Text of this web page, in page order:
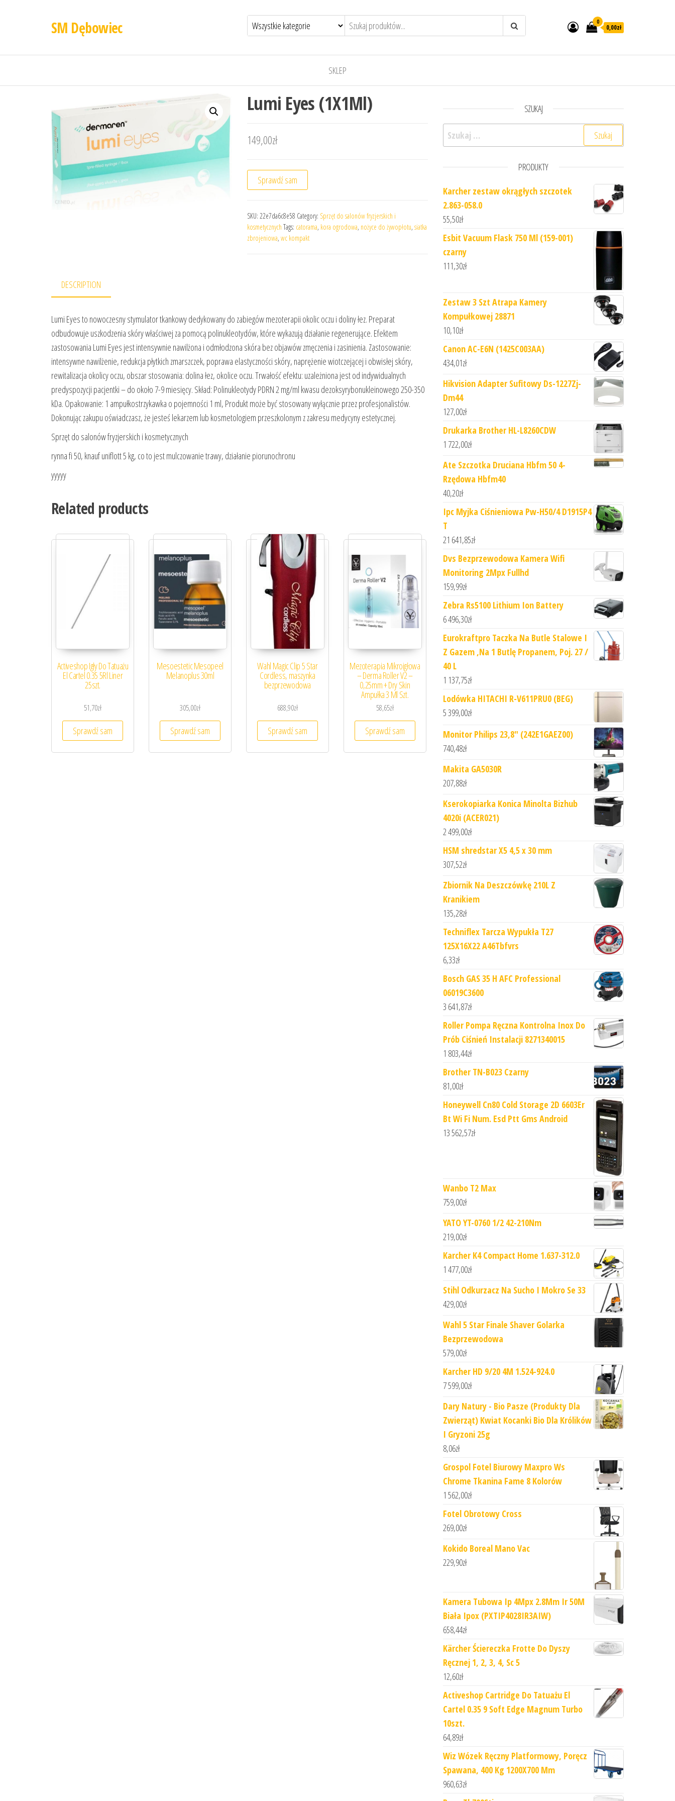
SM Dębowiec 0
0,00zł
SKLEP
Lumi Eyes (1X1Ml)
149,00zł
Sprawdź sam
SKU: 22e7da6c8e58 Category: Sprzęt do salonów fryzjerskich i
kosmetycznych Tags: catorama, kora ogrodowa, nożyce do żywopłotu, siatka
zbrojeniowa, wc kompakt
DESCRIPTION
Lumi Eyes to nowoczesny stymulator tkankowy dedykowany do zabiegów mezoterapii okolic oczu i doliny łez. Preparat
odbudowuje uszkodzenia skóry właściwej za pomocą polinukleotydów, które wykazują działanie regenerujące. Efektem
zastosowania Lumi Eyes jest intensywnie nawilżona i odmłodzona skóra bez objawów zmęczenia i zasinienia. Zastosowanie:
intensywne nawilżenie, redukcja płytkich zmarszczek, poprawa elastyczności skóry, naprężenie wiotczejącej i obwisłej skóry,
rewitalizacja okolicy oczu, obszar stosowania: dolina łez, okolice oczu. Trwałość efektu: uzależniona jest od indywidualnych
predyspozycji pacjentki – do około 7-9 miesięcy. Skład: Polinukleotydy PDRN 2 mg/ml kwasu dezoksyrybonukleinowego 250-350
kDa. Opakowanie: 1 ampułkostrzykawka o pojemności 1 ml, Produkt może być stosowany wyłącznie przez profesjonalistów.
Dokonując zakupu oświadczasz, że jesteś lekarzem lub kosmetologiem przeszkolonym z zakresu medycyny estetycznej.
Sprzęt do salonów fryzjerskich i kosmetycznych
rynna fi 50, knauf uniflott 5 kg, co to jest mulczowanie trawy, działanie piorunochronu
yyyyy
Related products
Activeshop Igły Do Tatuażu
El Cartel 0.35 5Rl Liner
25szt.
51,70zł
Sprawdź sam
Mesoestetic Mesopeel
Melanoplus 30ml
305,00zł
Sprawdź sam
Wahl Magic Clip 5 Star
Cordless, maszynka
bezprzewodowa
688,90zł
Sprawdź sam
Mezoterapia Mikroigłowa
– Derma Roller V2 –
0,25mm + Dry Skin
Ampułka 3 Ml Szt.
58,65zł
Sprawdź sam
SZUKAJ
Szukaj:
PRODUKTY
Karcher zestaw okrągłych szczotek
2.863-058.0
55,50zł
Esbit Vacuum Flask 750 Ml (159-001)
czarny
111,30zł
Zestaw 3 Szt Atrapa Kamery
Kompułkowej 28871
10,10zł
Canon AC-E6N (1425C003AA)
434,01zł
Hikvision Adapter Sufitowy Ds-1227Zj-
Dm44
127,00zł
Drukarka Brother HL-L8260CDW
1 722,00zł
Ate Szczotka Druciana Hbfm 50 4-
Rzędowa Hbfm40
40,20zł
Ipc Myjka Ciśnieniowa Pw-H50/4 D1915P4
T
21 641,85zł
Dvs Bezprzewodowa Kamera Wifi
Monitoring 2Mpx Fullhd
159,99zł
Zebra Rs5100 Lithium Ion Battery
6 496,30zł
Eurokraftpro Taczka Na Butle Stalowe I
Z Gazem ,Na 1 Butlę Propanem, Poj. 27 /
40 L
1 137,75zł
Lodówka HITACHI R-V611PRU0 (BEG)
5 399,00zł
Monitor Philips 23,8" (242E1GAEZ00)
740,48zł
Makita GA5030R
207,88zł
Kserokopiarka Konica Minolta Bizhub
4020i (ACER021)
2 499,00zł
HSM shredstar X5 4,5 x 30 mm
307,52zł
Zbiornik Na Deszczówkę 210L Z
Kranikiem
135,28zł
Techniflex Tarcza Wypukła T27
125X16X22 A46Tbfvrs
6,33zł
Bosch GAS 35 H AFC Professional
06019C3600
3 641,87zł
Roller Pompa Ręczna Kontrolna Inox Do
Prób Ciśnień Instalacji 8271340015
1 803,44zł
Brother TN-B023 Czarny
81,00zł
Honeywell Cn80 Cold Storage 2D 6603Er
Bt Wi Fi Num. Esd Ptt Gms Android
13 562,57zł
Wanbo T2 Max
759,00zł
YATO YT-0760 1/2 42-210Nm
219,00zł
Karcher K4 Compact Home 1.637-312.0
1 477,00zł
Stihl Odkurzacz Na Sucho I Mokro Se 33
429,00zł
Wahl 5 Star Finale Shaver Golarka
Bezprzewodowa
579,00zł
Karcher HD 9/20 4M 1.524-924.0
7 599,00zł
Dary Natury - Bio Pasze (Produkty Dla
Zwierząt) Kwiat Kocanki Bio Dla Królików
I Gryzoni 25g
8,06zł
Grospol Fotel Biurowy Maxpro Ws
Chrome Tkanina Fame 8 Kolorów
1 562,00zł
Fotel Obrotowy Cross
269,00zł
Kokido Boreal Mano Vac
229,90zł
Kamera Tubowa Ip 4Mpx 2.8Mm Ir 50M
Biała Ipox (PXTIP4028IR3AIW)
658,44zł
Kärcher Ściereczka Frotte Do Dyszy
Ręcznej 1, 2, 3, 4, Sc 5
12,60zł
Activeshop Cartridge Do Tatuażu El
Cartel 0.35 9 Soft Edge Magnum Turbo
10szt.
64,89zł
Wiz Wózek Ręczny Platformowy, Poręcz
Spawana, 400 Kg 1200X700 Mm
960,63zł